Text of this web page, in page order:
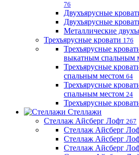
76
Двухъярусные
Двухъярусные
Металлические
Трехъярусные кровати 176
Трехъярусные
выкатным спальным
Трехъярусные
спальным местом 64
Трехъярусные
спальным местом 24
Трехъярусные
Стеллажи
Стеллаж Айсберг Лофт 267
Стеллаж Айсберг
Стеллаж Айсберг
Стеллаж Айсберг